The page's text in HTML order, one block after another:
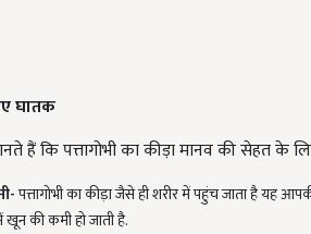
घातक
हैं कि पत्तागोभी का कीड़ा मानव की सेहत के
पत्तागोभी का कीड़ा जैसे ही शरीर में पहुंच जाता है
की कमी हो जाती है.